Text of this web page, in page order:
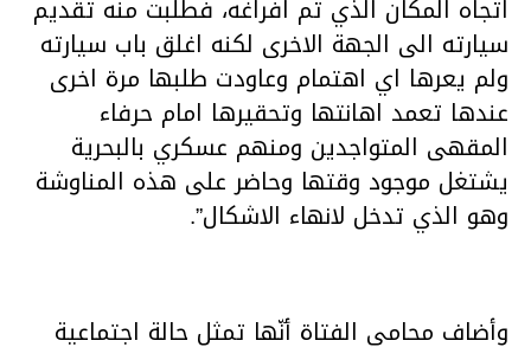
اتجاه المكان الذي تم افراغه، فطلبت منه تقديم
سيارته الى الجهة الاخرى لكنه اغلق باب سيارته
ولم يعرها اي اهتمام وعاودت طلبها مرة اخرى
عندها تعمد اهانتها وتحقيرها امام حرفاء
المقهى المتواجدين ومنهم عسكري بالبحرية
يشتغل موجود وقتها وحاضر على هذه المناوشة
وهو الذي تدخل لانهاء الاشكال”.
وأضاف محامي الفتاة أنّها تمثل حالة اجتماعية